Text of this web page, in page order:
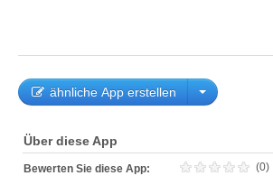
ähnliche App erstellen
Über diese App
Bewerten Sie diese App: (0)